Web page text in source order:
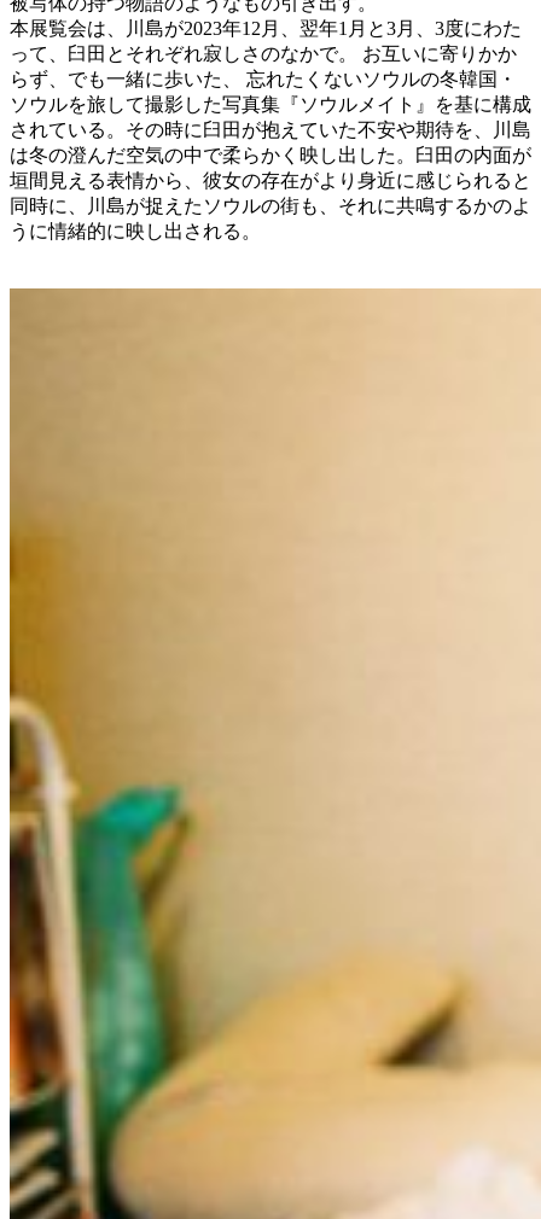
本展覧会は、川島が2023年12月、翌年1月と3月、3度にわた
って、臼田とそれぞれ寂しさのなかで。 お互いに寄りかか
らず、でも一緒に歩いた、 忘れたくないソウルの冬韓国・
ソウルを旅して撮影した写真集『ソウルメイト』を基に構成
されている。その時に臼田が抱えていた不安や期待を、川島
は冬の澄んだ空気の中で柔らかく映し出した。臼田の内面が
垣間見える表情から、彼女の存在がより身近に感じられると
同時に、川島が捉えたソウルの街も、それに共鳴するかのよ
うに情緒的に映し出される。